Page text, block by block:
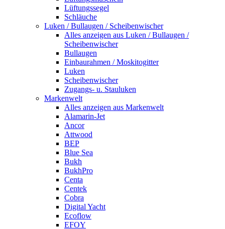
Lüftungssegel
Schläuche
Luken / Bullaugen / Scheibenwischer
Alles anzeigen aus Luken / Bullaugen /
Scheibenwischer
Bullaugen
Einbaurahmen / Moskitogitter
Luken
Scheibenwischer
Zugangs- u. Stauluken
Markenwelt
Alles anzeigen aus Markenwelt
Alamarin-Jet
Ancor
Attwood
BEP
Blue Sea
Bukh
BukhPro
Centa
Centek
Cobra
Digital Yacht
Ecoflow
EFOY